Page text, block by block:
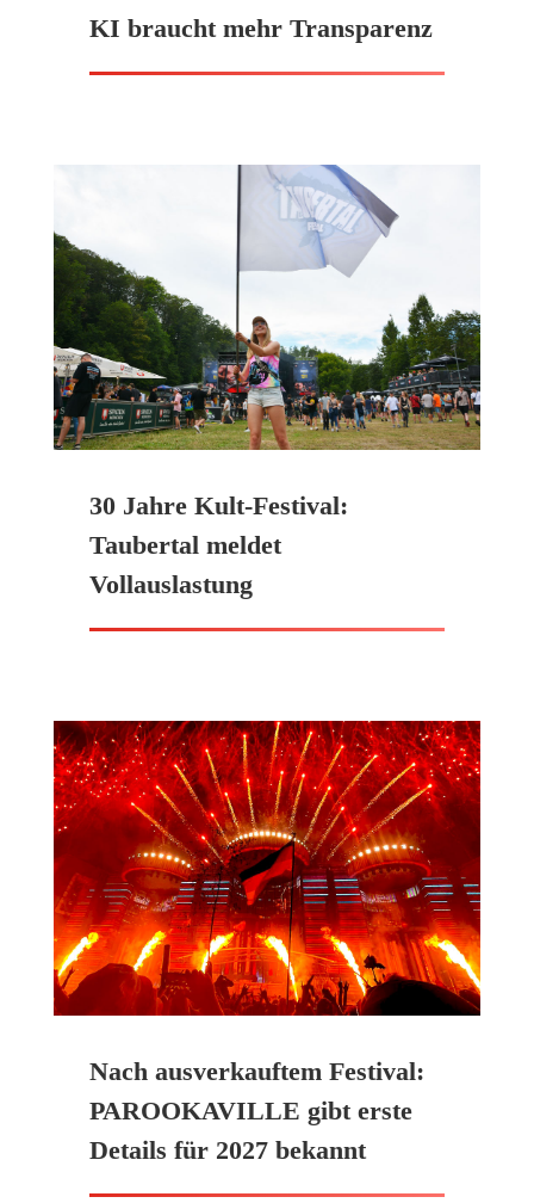
KI braucht mehr Transparenz
30 Jahre Kult-Festival:
Taubertal meldet
Vollauslastung
Nach ausverkauftem Festival:
PAROOKAVILLE gibt erste
Details für 2027 bekannt